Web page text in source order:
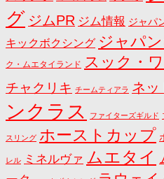
グ ジムPR ジム情報 ジャパ
キックボクシング ジャパ
ク・ムエタイランド スック・
チャクリキ チームティアラ ネッ
ンクラス
ファイターズギルド
スリング ホーストカップ
レル ミネルヴァ ムエタイ